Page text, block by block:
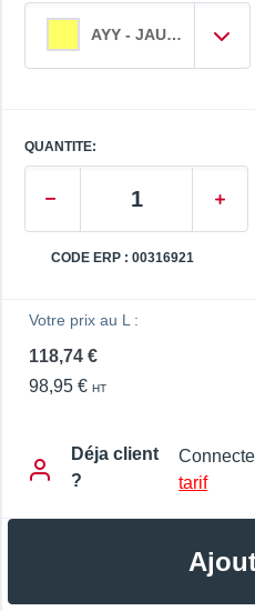
AYY - JAUNE
QUANTITE:
CODE ERP : 00316921
Votre prix au L :
118,74 €
98,95 € HT
Déja client
?
tarif